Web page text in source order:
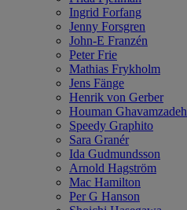
Ingrid Forfang
Jenny Forsgren
John-E Franzén
Peter Frie
Mathias Frykholm
Jens Fänge
Henrik von Gerber
Houman Ghavamzadeh
Speedy Graphito
Sara Granér
Ida Gudmundsson
Arnold Hagström
Mac Hamilton
Per G Hanson